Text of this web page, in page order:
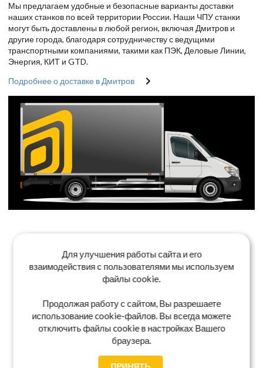
Мы предлагаем удобные и безопасные варианты доставки
наших станков по всей территории России. Наши ЧПУ станки
могут быть доставлены в любой регион, включая Дмитров и
другие города, благодаря сотрудничеству с ведущими
транспортными компаниями, такими как ПЭК, Деловые Линии,
Энергия, КИТ и GTD.
Подробнее о доставке в Дмитров
Для улучшения работы сайта и его
взаимодействия с пользователями мы используем
файлы cookie.
Продолжая работу с сайтом, Вы разрешаете
использование cookie-файлов. Вы всегда можете
отключить файлы cookie в настройках Вашего
браузера.
ПРИНЯТЬ